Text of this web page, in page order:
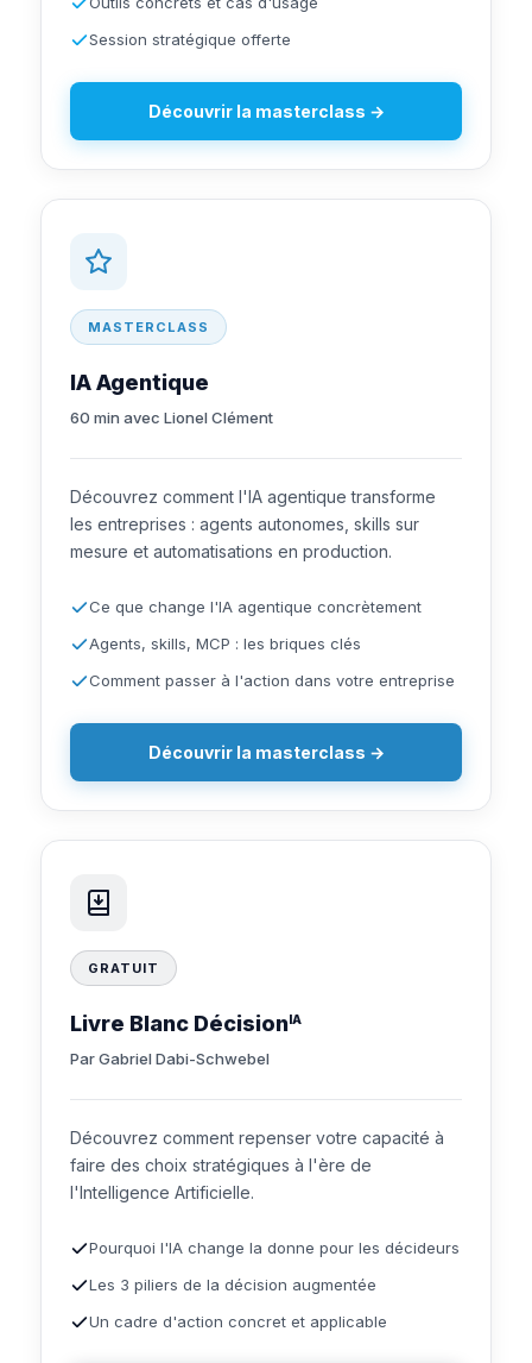
Session stratégique offerte
Découvrir la masterclass →
MASTERCLASS
IA Agentique
60 min avec Lionel Clément
Découvrez comment l'IA agentique transforme
les entreprises : agents autonomes, skills sur
mesure et automatisations en production.
Ce que change l'IA agentique concrètement
Agents, skills, MCP : les briques clés
Comment passer à l'action dans votre entreprise
Découvrir la masterclass →
GRATUIT
Livre Blanc Décision IA
Par Gabriel Dabi-Schwebel
Découvrez comment repenser votre capacité à
faire des choix stratégiques à l'ère de
l'Intelligence Artificielle.
Pourquoi l'IA change la donne pour les décideurs
Les 3 piliers de la décision augmentée
Un cadre d'action concret et applicable